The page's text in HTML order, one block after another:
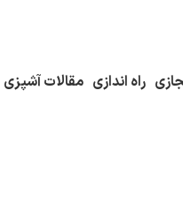
راه اندازی مقالات آشپزی